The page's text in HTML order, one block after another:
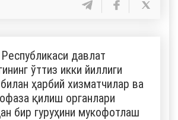
давлат
ўттиз икки йиллиги
ҳарбий хизматчилар ва
қилиш органлари
бир гуруҳини мукофотлаш